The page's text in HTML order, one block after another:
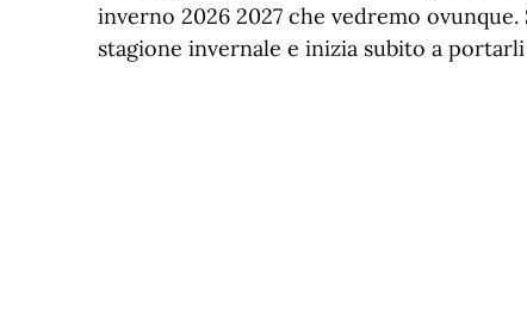
inverno 2026 2027 che vedremo
stagione invernale e inizia subito a